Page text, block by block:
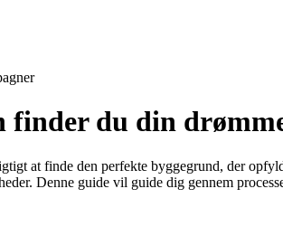
finder du din
at finde den perfekte byggegrund, der
Denne guide vil guide dig gennem